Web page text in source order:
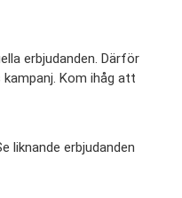
erbjudanden. Därför
Kom ihåg att
liknande erbjudanden